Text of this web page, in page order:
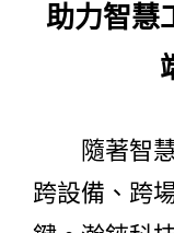
助力智慧
隨著智慧
跨設備、跨